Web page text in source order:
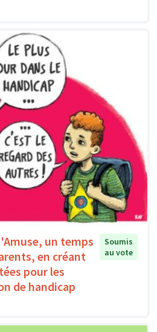
un temps
en créant
pour les
de handicap
Soumis
au vote